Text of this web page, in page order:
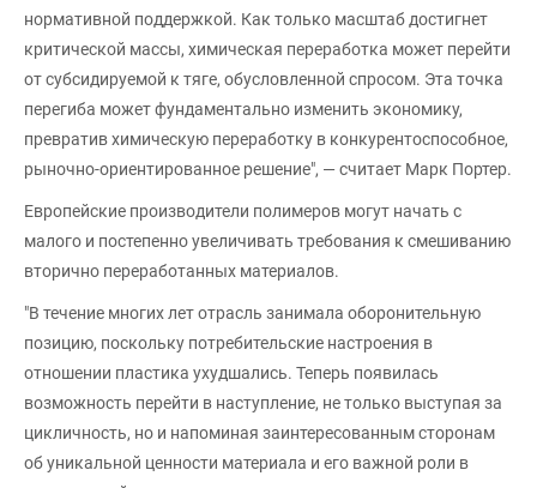
нормативной поддержкой. Как только масштаб достигнет
критической массы, химическая переработка может перейти
от субсидируемой к тяге, обусловленной спросом. Эта точка
перегиба может фундаментально изменить экономику,
превратив химическую переработку в конкурентоспособное,
рыночно-ориентированное решение", — считает Марк Портер.
Европейские производители полимеров могут начать с
малого и постепенно увеличивать требования к смешиванию
вторично переработанных материалов.
"В течение многих лет отрасль занимала оборонительную
позицию, поскольку потребительские настроения в
отношении пластика ухудшались. Теперь появилась
возможность перейти в наступление, не только выступая за
цикличность, но и напоминая заинтересованным сторонам
об уникальной ценности материала и его важной роли в